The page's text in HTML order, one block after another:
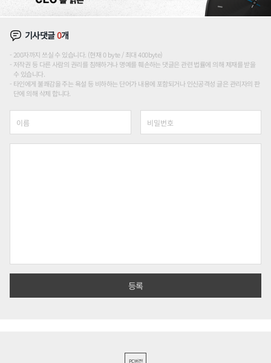
기사댓글0개
200자까지 쓰실 수 있습니다. (현재 0 byte / 최대 400byte)
저작권 등 다른 사람의 권리를 침해하거나 명예를 훼손하는 댓글은 관련 법률에 의해 제재를 받을
수 있습니다.
타인에게 불쾌감을 주는 욕설 등 비하하는 단어가 내용에 포함되거나 인신공격성 글은 관리자의 판
단에 의해 삭제 합니다.
PC버전